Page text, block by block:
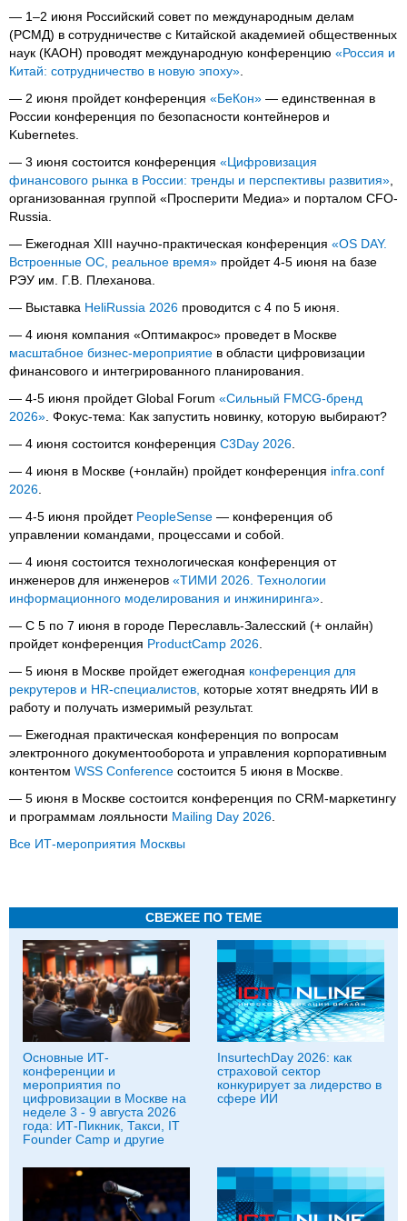
— 1–2 июня Российский совет по международным делам
(РСМД) в сотрудничестве с Китайской академией общественных
наук (КАОН) проводят международную конференцию «Россия и
Китай: сотрудничество в новую эпоху»
— 2 июня пройдет конференция «БеКон» — единственная в
России конференция по безопасности контейнеров и
Kubernetes.
— 3 июня состоится конференция «Цифровизация
финансового рынка в России: тренды и перспективы развития»
организованная группой «Просперити Медиа» и порталом CFO-
Russia.
— Ежегодная XIII научно-практическая конференция «OS DAY.
Встроенные ОС, реальное время» пройдет 4-5 июня на базе
РЭУ им. Г.В. Плеханова.
— Выставка HeliRussia 2026 проводится c 4 по 5 июня.
— 4 июня компания «Оптимакрос» проведет в Москве
масштабное бизнес-мероприятие в области цифровизации
финансового и интегрированного планирования.
— 4-5 июня пройдет Global Forum «Сильный FMCG-бренд
2026» . Фокус-тема: Как запустить новинку, которую выбирают?
— 4 июня состоится конференция C3Day 2026
— 4 июня в Москве (+онлайн) пройдет конференция infra.conf
2026
— 4-5 июня пройдет PeopleSense — конференция об
управлении командами, процессами и собой.
— 4 июня состоится технологическая конференция от
инженеров для инженеров «ТИМИ 2026. Технологии
информационного моделирования и инжиниринга»
— С 5 по 7 июня в городе Переславль-Залесский (+ онлайн)
пройдет конференция ProductCamp 2026
— 5 июня в Москве пройдет ежегодная конференция для
рекрутеров и HR-специалистов, которые хотят внедрять ИИ в
работу и получать измеримый результат.
— Ежегодная практическая конференция по вопросам
электронного документооборота и управления корпоративным
контентом WSS Conference состоится 5 июня в Москве.
— 5 июня в Москве состоится конференция по CRM-маркетингу
и программам лояльности Mailing Day 2026
Все ИТ-мероприятия Москвы
СВЕЖЕЕ ПО ТЕМЕ
Основные ИТ-
конференции и
мероприятия по
цифровизации в Москве на
неделе 3 - 9 августа 2026
года: ИТ-Пикник, Такси, IT
Founder Camp и другие
InsurtechDay 2026: как
страховой сектор
конкурирует за лидерство в
сфере ИИ